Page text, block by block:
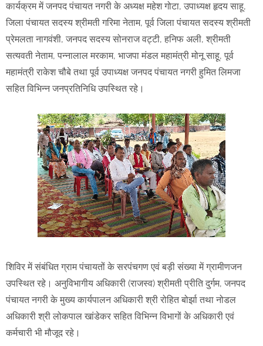
कार्यक्रम में जनपद पंचायत नगरी के अध्यक्ष महेश गोटा, उपाध्यक्ष हृदय साहू,
जिला पंचायत सदस्य श्रीमती गरिमा नेताम, पूर्व जिला पंचायत सदस्य श्रीमती
प्रेमलता नागवंशी, जनपद सदस्य सोनराज वट्टी, हनिफ अली, श्रीमती
सत्यवती नेताम, पन्नालाल मरकाम, भाजपा मंडल महामंत्री मोनू साहू, पूर्व
महामंत्री राकेश चौबे तथा पूर्व उपाध्यक्ष जनपद पंचायत नगरी हुमित लिमजा
सहित विभिन्न जनप्रतिनिधि उपस्थित रहे।
शिविर में संबंधित ग्राम पंचायतों के सरपंचगण एवं बड़ी संख्या में ग्रामीणजन
उपस्थित रहे। अनुविभागीय अधिकारी (राजस्व) श्रीमती प्रीति दुर्गम, जनपद
पंचायत नगरी के मुख्य कार्यपालन अधिकारी श्री रोहित बोर्झा तथा नोडल
अधिकारी श्री लोकपाल खांडेकर सहित विभिन्न विभागों के अधिकारी एवं
कर्मचारी भी मौजूद रहे।